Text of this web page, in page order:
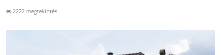
2222 megtekintés